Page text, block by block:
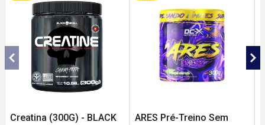
Creatina (300G) - BLACK
ARES Pré-Treino Sem